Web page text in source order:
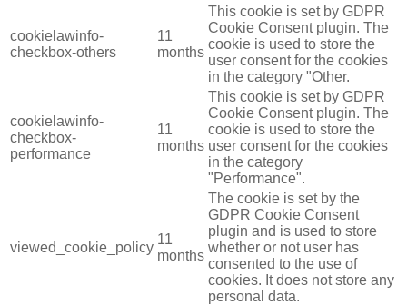
cookielawinfo-
checkbox-others
11
months
This cookie is set by GDPR
Cookie Consent plugin. The
cookie is used to store the
user consent for the cookies
in the category "Other.
cookielawinfo-
checkbox-
performance
11
months
This cookie is set by GDPR
Cookie Consent plugin. The
cookie is used to store the
user consent for the cookies
in the category
"Performance".
viewed_cookie_policy
11
months
The cookie is set by the
GDPR Cookie Consent
plugin and is used to store
whether or not user has
consented to the use of
cookies. It does not store any
personal data.